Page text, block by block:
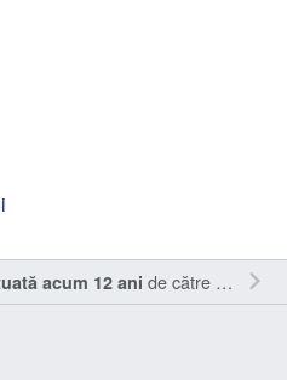
acum 12 ani de către Nick15